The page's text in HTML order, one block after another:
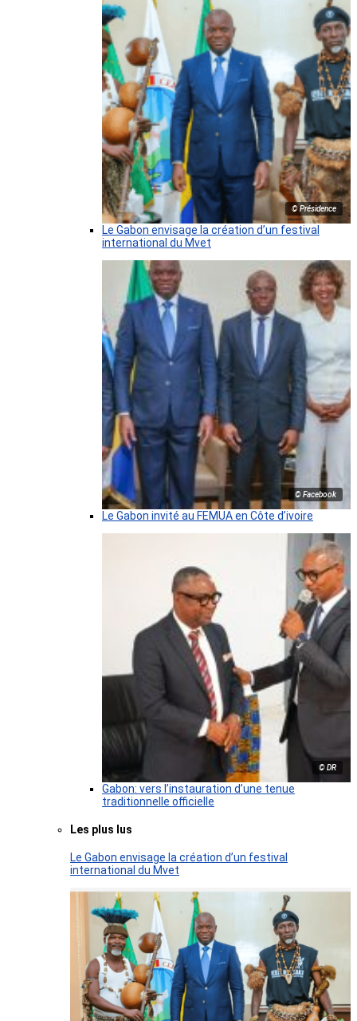
© Présidence
Le Gabon envisage la création d’un festival
international du Mvet
© Facebook
Le Gabon invité au FEMUA en Côte d’ivoire
© DR
Gabon: vers l’instauration d’une tenue
traditionnelle officielle
Les plus lus
Le Gabon envisage la création d’un festival
international du Mvet